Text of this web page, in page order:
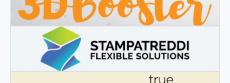
3DBOOSTER
3DBooster - Prodotti innovativi per stampa 3D